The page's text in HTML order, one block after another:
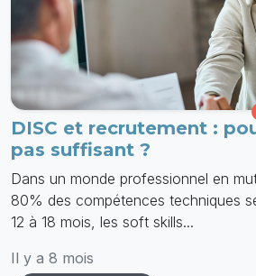
DISC et recrutement :
pas suffisant ?
Dans un monde professionnel en
80% des compétences techniques
12 à 18 mois, les soft skills...
Il y a 8 mois